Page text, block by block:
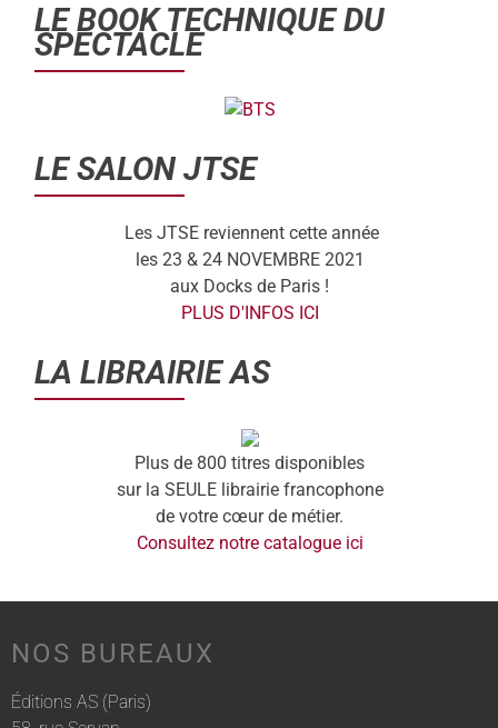
LE BOOK TECHNIQUE DU
SPECTACLE
LE SALON JTSE
Les JTSE reviennent cette année
les 23 & 24 NOVEMBRE 2021
aux Docks de Paris !
PLUS D'INFOS ICI
LA LIBRAIRIE AS
Plus de 800 titres disponibles
sur la SEULE librairie francophone
de votre cœur de métier.
Consultez notre catalogue ici
NOS BUREAUX
Éditions AS (Paris)